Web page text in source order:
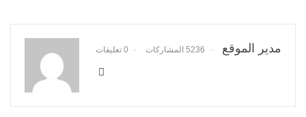
مدير الموقع 5236 المشاركات 0 تعليقات